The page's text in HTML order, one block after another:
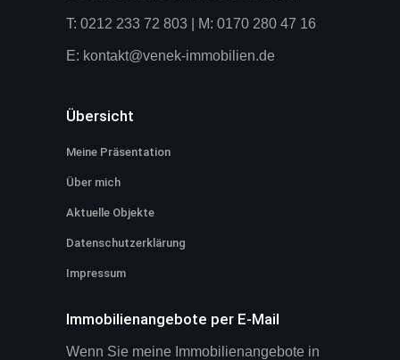
T: 0212 233 72 803 | M: 0170 280 47 16
E: kontakt@venek-immobilien.de
Übersicht
Meine Präsentation
Über mich
Aktuelle Objekte
Datenschutzerklärung
Impressum
Immobilienangebote per E-Mail
Wenn Sie meine Immobilienangebote in